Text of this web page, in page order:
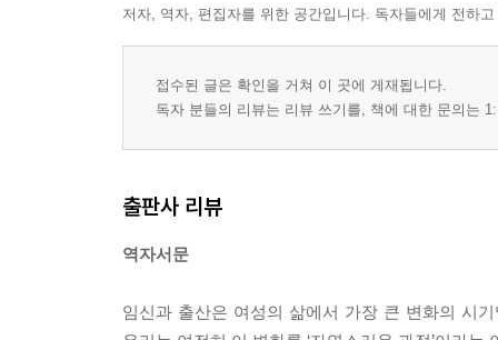
유연성과 스트레칭 유형
임신 중 스트레칭 수행 원칙
기본 스트레칭
동적 손 스트레칭
저자, 역자, 편집자를 위한 공간입니다. 독자들에게 전하
접수된 글은 확인을 거쳐 이 곳에 게재됩니다.
독자 분들의 리뷰는 리뷰 쓰기를, 책에 대한 문의는
출판사 리뷰
역자서문
임신과 출산은 여성의 삶에서 가장 큰 변화의 시